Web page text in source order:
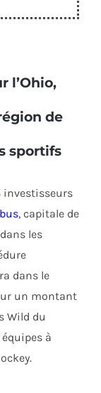
l’Ohio,
de
sportifs
investisseurs
, capitale de
les
dans le
un montant
Wild du
à